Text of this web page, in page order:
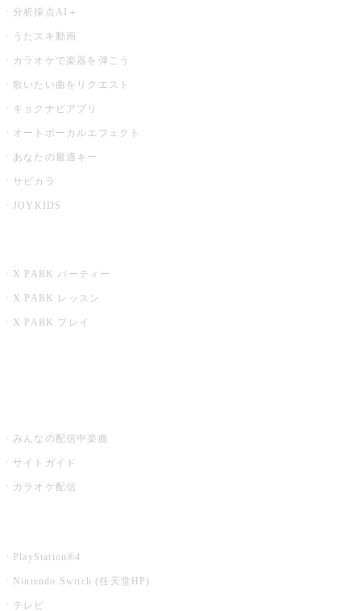
分析採点AI＋
うたスキ動画
カラオケで楽器を弾こう
歌いたい曲をリクエスト
キョクナビアプリ
オートボーカルエフェクト
あなたの最適キー
サビカラ
JOYKIDS
X PARK パーティー
X PARK レッスン
X PARK プレイ
みんなの配信中楽曲
サイトガイド
カラオケ配信
PlayStation®4
Nintendo Switch (任天堂HP)
テレビ